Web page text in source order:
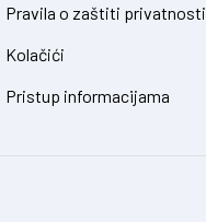
Pravila o zaštiti privatnosti
Kolačići
Pristup informacijama